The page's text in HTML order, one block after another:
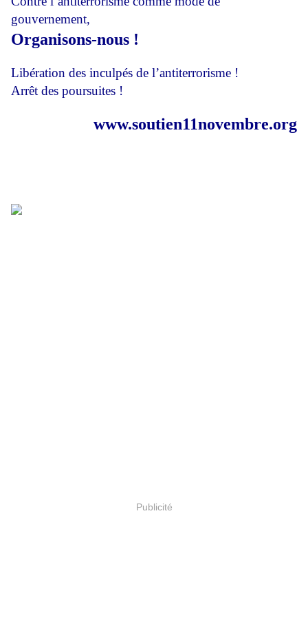
gouvernement,
Organisons-nous !
Libération des inculpés de l’antiterrorisme !
Arrêt des poursuites !
www.soutien11novembre.org
Publicité